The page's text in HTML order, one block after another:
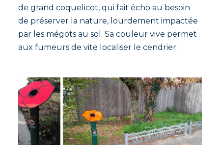
de grand coquelicot, qui fait écho au besoin
de préserver la nature, lourdement impactée
par les mégots au sol. Sa couleur vive permet
aux fumeurs de vite localiser le cendrier.